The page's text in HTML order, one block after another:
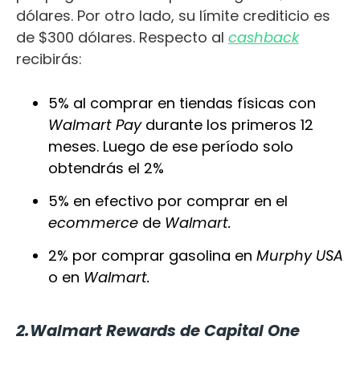
dólares. Por otro lado, su límite crediticio es
de $300 dólares. Respecto al cashback
recibirás:
5% al comprar en tiendas físicas con
Walmart Paydurante los primeros 12
meses. Luego de ese período solo
obtendrás el 2%
5% en efectivo por comprar en el
ecommerce de Walmart.
2% por comprar gasolina en Murphy USA
o en Walmart.
2.Walmart Rewards de Capital One